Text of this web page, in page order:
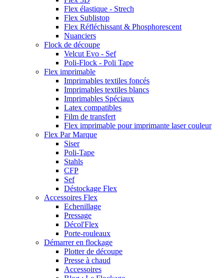
Flex élastique - Strech
Flex Sublistop
Flex Réfléchissant & Phosphorescent
Nuanciers
Flock de découpe
Velcut Evo - Sef
Poli-Flock - Poli Tape
Flex imprimable
Imprimables textiles foncés
Imprimables textiles blancs
Imprimables Spéciaux
Latex compatibles
Film de transfert
Flex imprimable pour imprimante laser couleur
Flex Par Marque
Siser
Poli-Tape
Stahls
CFP
Sef
Déstockage Flex
Accessoires Flex
Echenillage
Pressage
Décol'Flex
Porte-rouleaux
Démarrer en flockage
Plotter de découpe
Presse à chaud
Accessoires